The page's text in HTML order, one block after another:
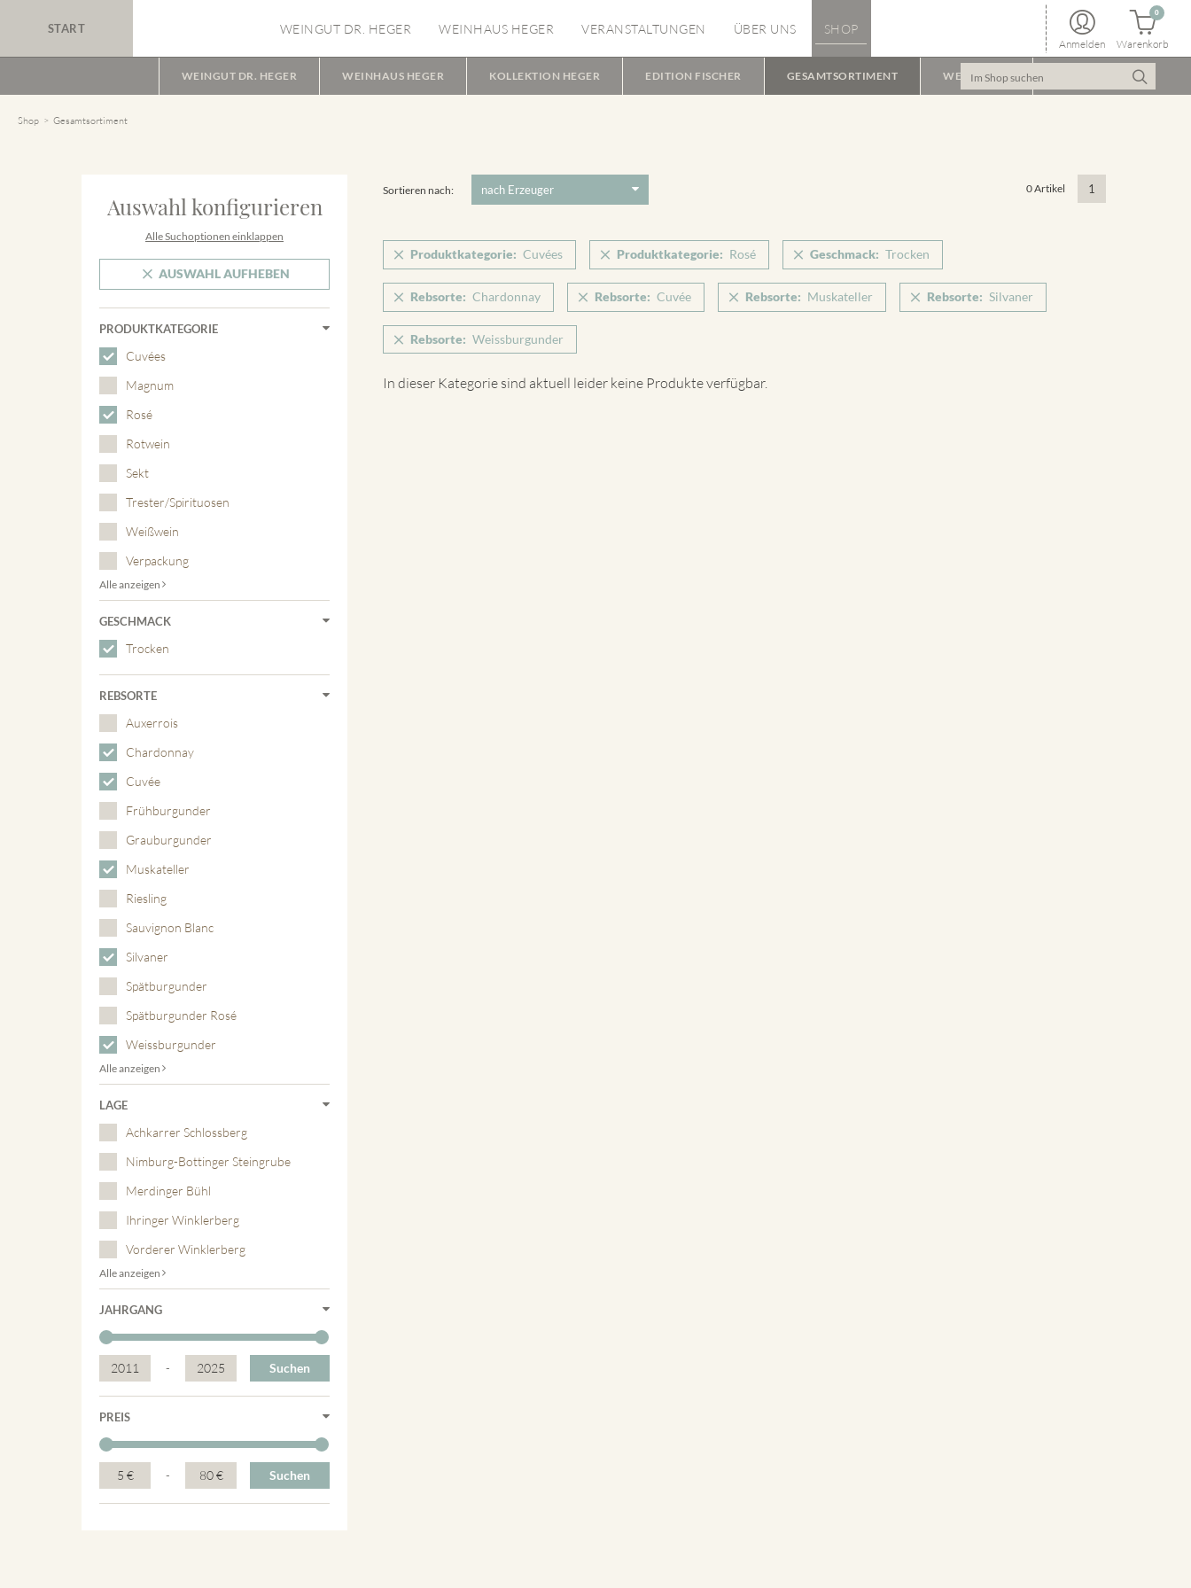
START WEINGUT DR. HEGER WEINHAUS HEGER VERANSTALTUNGEN ÜBER UNS SHOP
Anmelden Warenkorb
0
WEINGUT DR. HEGER WEINHAUS HEGER KOLLEKTION HEGER EDITION FISCHER GESAMTSORTIMENT WEINPAKET
Shop Gesamtsortiment
Auswahl konfigurieren
Alle Suchoptionen einklappen
AUSWAHL AUFHEBEN
PRODUKTKATEGORIE
Cuvées
Magnum
Rosé
Rotwein
Sekt
Trester/Spirituosen
Weißwein
Verpackung
Alle anzeigen
GESCHMACK
Trocken
REBSORTE
Auxerrois
Chardonnay
Cuvée
Frühburgunder
Grauburgunder
Muskateller
Riesling
Sauvignon Blanc
Silvaner
Spätburgunder
Spätburgunder Rosé
Weissburgunder
Alle anzeigen
LAGE
Achkarrer Schlossberg
Nimburg-Bottinger Steingrube
Merdinger Bühl
Ihringer Winklerberg
Vorderer Winklerberg
Alle anzeigen
JAHRGANG
2011 - 2025 Suchen
PREIS
5 € - 80 € Suchen
Sortieren nach: 0 Artikel 1
Produktkategorie: Cuvées Produktkategorie: Rosé Geschmack: Trocken
Rebsorte: Chardonnay Rebsorte: Cuvée Rebsorte: Muskateller Rebsorte: Silvaner
Rebsorte: Weissburgunder
In dieser Kategorie sind aktuell leider keine Produkte verfügbar.